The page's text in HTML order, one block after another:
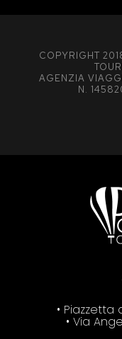
COPYRIGHT
AGENZIA
N.
• Piazzetta
• Via